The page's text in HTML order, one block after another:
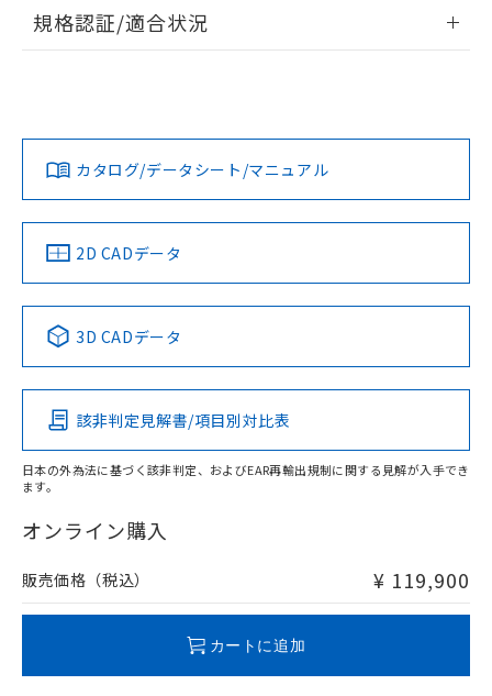
負荷電流-周囲温度定格
サージオン電流耐量
ログイン/会員登録
ダウンロードデータをご利用いただく前に、以下を必ずお読
みください。
ソフトウェアの使用条件
EU RoHS 注意事項・凡例
対応済み
中国 RoHS 注意事項・凡例
Pb Hg Cd Cr(VI)
O
在庫等で未対応品が混在する可能性があります。
問い合わせください。
規格認証/適合状況
LR型式承認
（イギリス
船舶規格）
DNV型式承認
（ノルウェー
BV型式承認
（フランス
KR型式
（韓国
No No No No
この製品の規格認証/適合状況ページへ
その他の認証はこちらのページからご検索ください
カタログ/データシート/マニュアル
2D CADデータ
3D CADデータ
該非判定見解書/項目別対比表
日本の外為法に基づく該非判定、およびEAR再輸出規制に関する見解が入手でき
ます。
オンライン購入
販売価格（税込） ¥ 119,900
カートに追加
また、RoHS指令のフタル酸エステル類４
物質の対応では、対応完了までの期間は出
していることから、特段のことがない限
り、2022年1月12日より割愛しておりま